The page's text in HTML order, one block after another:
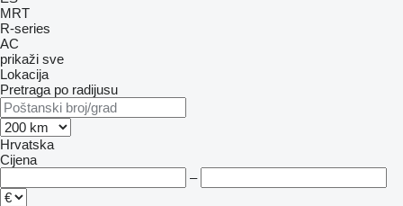
MRT
R-series
AC
prikaži sve
Lokacija
Pretraga po radijusu
Hrvatska
Cijena
–